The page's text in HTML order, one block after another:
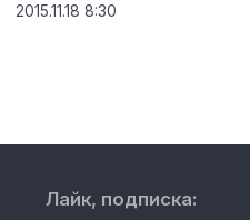
2015.11.18 8:30
Лайк, подписка: